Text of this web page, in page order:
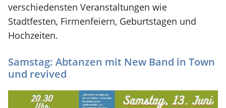
verschiedensten Veranstaltungen wie
Stadtfesten, Firmenfeiern, Geburtstagen und
Hochzeiten.
Samstag: Abtanzen mit New Band in Town
und revived